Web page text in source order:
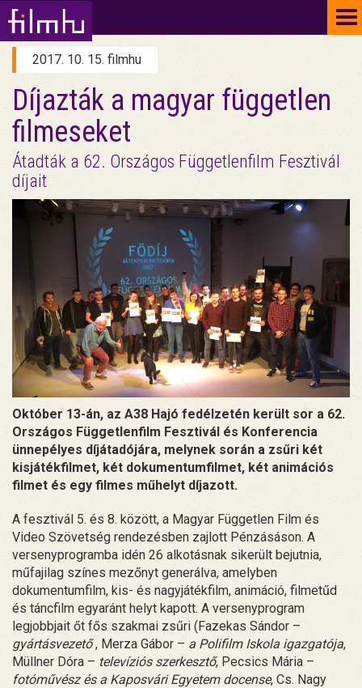
2017. 10. 15. filmhu
Díjazták a magyar független
filmeseket
Átadták a 62. Országos Függetlenfilm Fesztivál
díjait
Október 13-án, az A38 Hajó fedélzetén került sor a 62.
Országos Függetlenfilm Fesztivál és Konferencia
ünnepélyes díjátadójára, melynek során a zsűri két
kisjátékfilmet, két dokumentumfilmet, két animációs
filmet és egy filmes műhelyt díjazott.
A fesztivál 5. és 8. között, a Magyar Független Film és
Video Szövetség rendezésben zajlott Pénzásáson. A
versenyprogramba idén 26 alkotásnak sikerült bejutnia,
műfajilag színes mezőnyt generálva, amelyben
dokumentumfilm, kis- és nagyjátékfilm, animáció, filmetűd
és táncfilm egyaránt helyt kapott. A versenyprogram
legjobbjait őt fős szakmai zsűri (Fazekas Sándor –
gyártásvezető, Merza Gábor – a Polifilm Iskola igazgatója,
Müllner Dóra – televíziós szerkesztő, Pecsics Mária –
fotóművész és a Kaposvári Egyetem docense, Cs. Nagy